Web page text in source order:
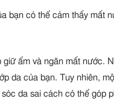
bạn có thể cảm thấy mất
ẩm và ngăn mất nước.
da của bạn. Tuy nhiên,
da sai cách có thể góp